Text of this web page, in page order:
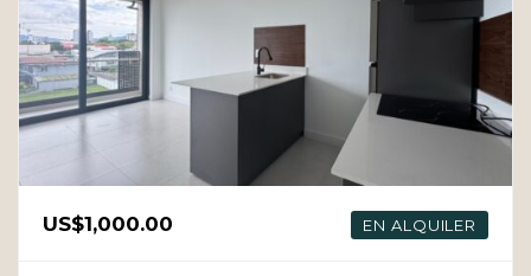
US$1,000.00 EN ALQUILER